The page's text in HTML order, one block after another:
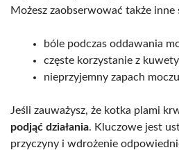
Możesz zaobserwować także
bóle podczas oddawania
częste korzystanie z
nieprzyjemny zapach
Jeśli zauważysz, że kotka plami
podjąć działania. Kluczowe jest
przyczyny i wdrożenie